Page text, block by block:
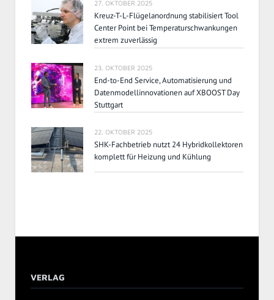
27. OKTOBER 2025
Kreuz-T-L-Flügelanordnung stabilisiert Tool
Center Point bei Temperaturschwankungen
extrem zuverlässig
23. OKTOBER 2025
End-to-End Service, Automatisierung und
Datenmodellinnovationen auf XBOOST Day
Stuttgart
22. OKTOBER 2025
SHK-Fachbetrieb nutzt 24 Hybridkollektoren
komplett für Heizung und Kühlung
VERLAG